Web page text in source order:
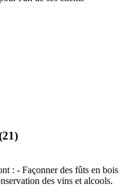
: - Façonner des fûts en bois
des vins et alcools.